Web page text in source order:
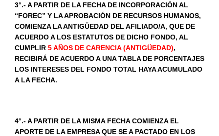
3°.- A PARTIR DE LA FECHA DE INCORPORACIÓN AL
“FOREC” Y LA APROBACIÓN DE RECURSOS HUMANOS,
COMIENZA LA ANTIGÜEDAD DEL AFILIADO/A, QUE DE
ACUERDO A LOS ESTATUTOS DE DICHO FONDO, AL
CUMPLIR 5 AÑOS DE CARENCIA (ANTIGÜEDAD),
RECIBIRÁ DE ACUERDO A UNA TABLA DE PORCENTAJES
LOS INTERESES DEL FONDO TOTAL HAYA ACUMULADO
A LA FECHA.
4°.- A PARTIR DE LA MISMA FECHA COMIENZA EL
APORTE DE LA EMPRESA QUE SE A PACTADO EN LOS